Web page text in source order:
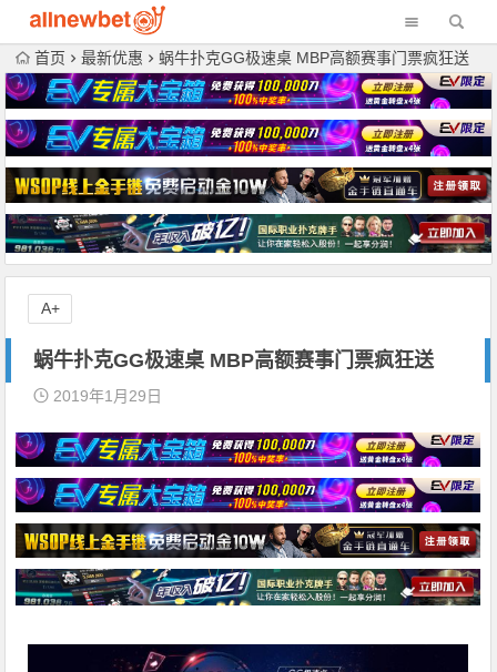
首页 最新优惠 蜗牛扑克GG极速桌 MBP高额赛事门票疯狂送
蜗牛扑克GG极速桌 MBP高额赛事门票疯狂送
2019年1月29日
A+